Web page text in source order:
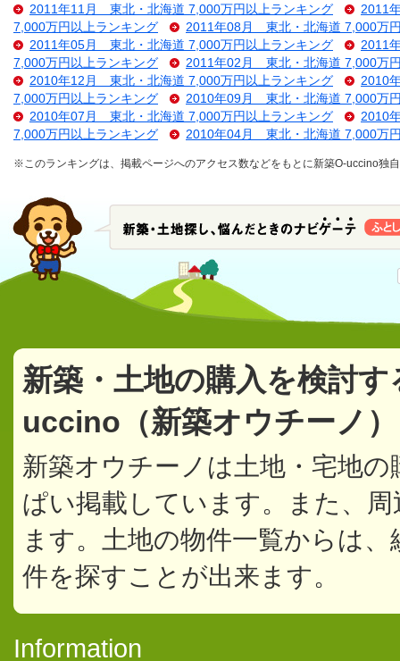
2011年11月 東北・北海道 7,000万円以上ランキング
2011
7,000万円以上ランキング
2011年08月 東北・北海道 7,000万
2011年05月 東北・北海道 7,000万円以上ランキング
2011
7,000万円以上ランキング
2011年02月 東北・北海道 7,000万
2010年12月 東北・北海道 7,000万円以上ランキング
2010
7,000万円以上ランキング
2010年09月 東北・北海道 7,000万
2010年07月 東北・北海道 7,000万円以上ランキング
2010
7,000万円以上ランキング
2010年04月 東北・北海道 7,000万
※このランキングは、掲載ページへのアクセス数などをもとに新築O-uccino独
新築・土地の購入を検討
uccino（新築オウチーノ
新築オウチーノは土地・宅地
ぱい掲載しています。また、
ます。土地の物件一覧からは
件を探すことが出来ます。
Information